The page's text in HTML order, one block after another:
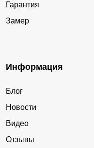
Гарантия
Замер
Информация
Блог
Новости
Видео
Отзывы